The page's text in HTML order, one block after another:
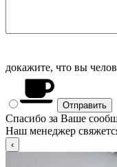
докажите, что вы
Спасибо за Ваше
Наш менеджер